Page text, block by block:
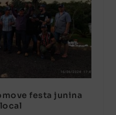
festa junina